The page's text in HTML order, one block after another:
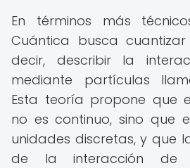
En términos más
Cuántica busca
decir, describir la
mediante partículas
Esta teoría propone que
no es continuo, sino que
unidades discretas, y que
de la interacción de